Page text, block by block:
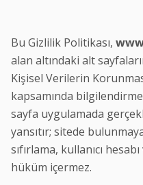
Bu Gizlilik Politikası,
alan altındaki alt
Kişisel Verilerin
kapsamında
sayfa uygulamada
yansıtır; sitede
sıfırlama, kullanıcı
hüküm içermez.